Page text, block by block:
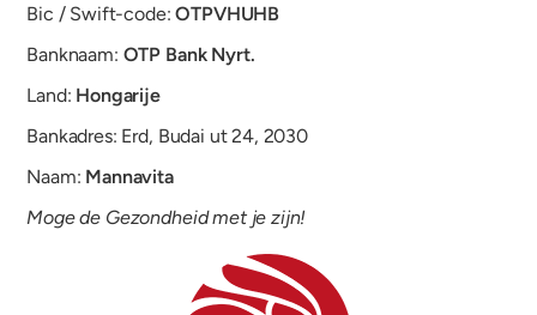
Bic / Swift-code:OTPVHUHB
Banknaam: OTP Bank Nyrt.
Land: Hongarije
Bankadres: Erd, Budai ut 24, 2030
Naam: Mannavita
Moge de Gezondheid met je zijn!